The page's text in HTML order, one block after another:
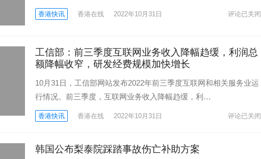
香港快讯 香港在线 2022年10月31日 评论已关闭
工信部：前三季度互联网业务收入降幅趋缓，利润总
额降幅收窄，研发经费规模加快增长
10月31日，工信部网站发布2022年前三季度互联网和相关服务业运
行情况。前三季度，互联网业务收入降幅趋缓，利…
香港快讯 香港在线 2022年10月31日 评论已关闭
韩国公布梨泰院踩踏事故伤亡补助方案